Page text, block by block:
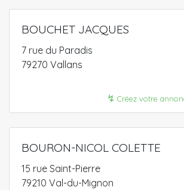
BOUCHET JACQUES
7 rue du Paradis
79270 Vallans
↯ Créez votre
BOURON-NICOL COLETTE
15 rue Saint-Pierre
79210 Val-du-Mignon